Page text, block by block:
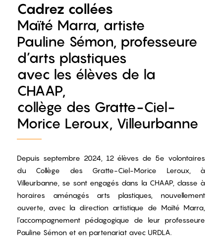
Cadrez collées
Maïté Marra, artiste
Pauline Sémon, professeure
d’arts plastiques
avec les élèves de la
CHAAP,
collège des Gratte-Ciel-
Morice Leroux, Villeurbanne
Depuis septembre 2024, 12 élèves de 5e volontaires
du Collège des Gratte-Ciel-Morice Leroux, à
Villeurbanne, se sont engagés dans la CHAAP, classe à
horaires aménagés arts plastiques, nouvellement
ouverte, avec la direction artistique de Maïté Marra,
l’accompagnement pédagogique de leur professeure
Pauline Sémon et en partenariat avec URDLA.